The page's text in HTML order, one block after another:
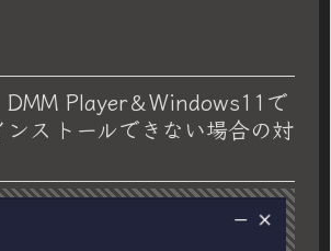
DMM Player＆Windows11で
ンストールできない場合の対